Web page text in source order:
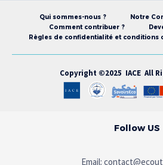
Qui sommes-nous ?
Notre
Comment contribuer ?
Règles de confidentialité et conditions
Copyright ©2025 IACE All
Follow US
Email: